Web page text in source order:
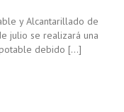
y Alcantarillado de
julio se realizará una
debido […]